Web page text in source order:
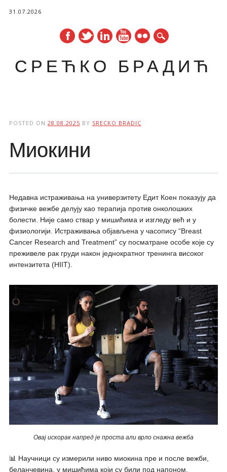
31.07.2026
СРЕЋКО БРАДИЋ
POSTED ON 28.08.2025 BY SRECKO BRADIC
Миокини
Недавна истраживања на универзитету Едит Коен показују да
физичке вежбе делују као терапија против онколошких
болести. Није само ствар у мишићима и изгледу већ и у
физиологији. Истраживања објављена у часопису “Breast
Cancer Research and Treatment” су посматране особе које су
преживеле рак груди након једнократног тренинга високог
интензитета (HIIT).
Овај искорак напред је проста али врло снажна вежба
📊 Научници су измерили ниво миокина пре и после вежби,
беланчевина, у мишићима који су били под напоном.